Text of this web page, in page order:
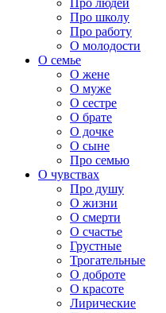
Про людей
Про школу
Про работу
О молодости
О семье
О жене
О муже
О сестре
О брате
О дочке
О сыне
Про семью
О чувствах
Про душу
О жизни
О смерти
О счастье
Грустные
Трогательные
О доброте
О красоте
Лирические